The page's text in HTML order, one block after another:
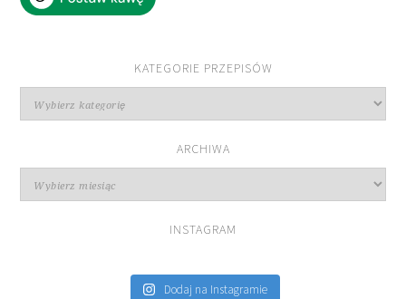
KATEGORIE PRZEPISÓW
przepisów
ARCHIWA
INSTAGRAM
Dodaj na Instagramie